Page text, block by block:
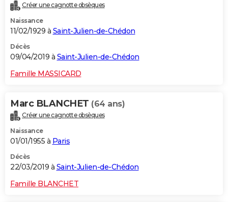
Créer une cagnotte obsèques
Naissance
11/02/1929 à Saint-Julien-de-Chédon
Décès
09/04/2019 à Saint-Julien-de-Chédon
Famille MASSICARD
Marc BLANCHET (64 ans)
Créer une cagnotte obsèques
Naissance
01/01/1955 à Paris
Décès
22/03/2019 à Saint-Julien-de-Chédon
Famille BLANCHET